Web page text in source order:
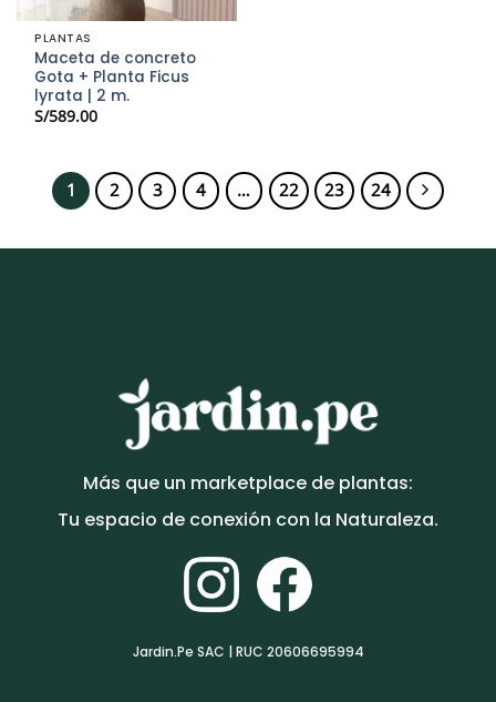
PLANTAS
Maceta de concreto
Gota + Planta Ficus
lyrata | 2 m.
S/589.00
1 2 3 4 … 22 23 24
Más que un marketplace de plantas:
Tu espacio de conexión con la Naturaleza.
Jardin.Pe SAC | RUC 20606695994